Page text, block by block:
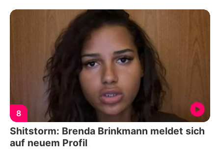
8
Shitstorm: Brenda Brinkmann meldet sich
auf neuem Profil